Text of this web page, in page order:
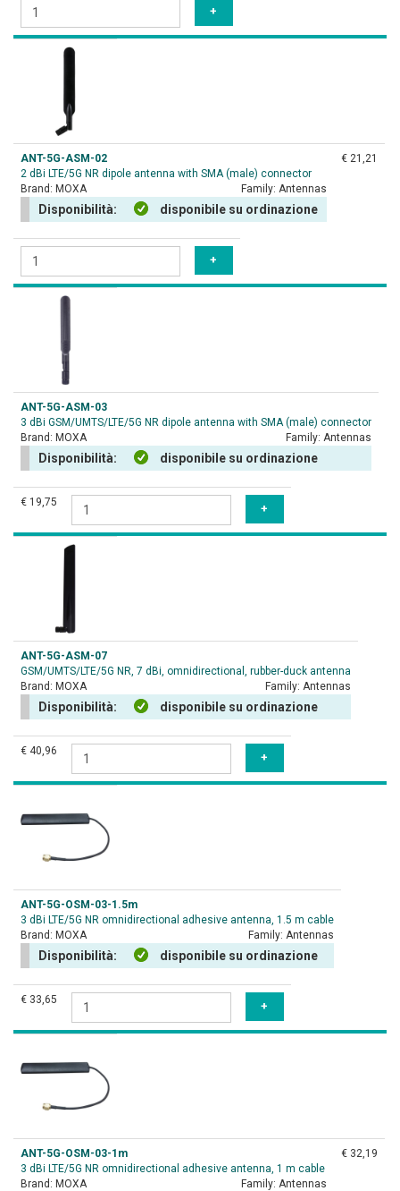
ANT-5G-ASM-02
2 dBi LTE/5G NR dipole antenna with SMA (male) connector
Brand: MOXA Family: Antennas
Disponibilità: disponibile su ordinazione
€ 21,21
ANT-5G-ASM-03
3 dBi GSM/UMTS/LTE/5G NR dipole antenna with SMA (male) connector
Brand: MOXA Family: Antennas
Disponibilità: disponibile su ordinazione
€ 19,75
ANT-5G-ASM-07
GSM/UMTS/LTE/5G NR, 7 dBi, omnidirectional, rubber-duck antenna
Brand: MOXA Family: Antennas
Disponibilità: disponibile su ordinazione
€ 40,96
ANT-5G-OSM-03-1.5m
3 dBi LTE/5G NR omnidirectional adhesive antenna, 1.5 m cable
Brand: MOXA Family: Antennas
Disponibilità: disponibile su ordinazione
€ 33,65
ANT-5G-OSM-03-1m
3 dBi LTE/5G NR omnidirectional adhesive antenna, 1 m cable
Brand: MOXA Family: Antennas
€ 32,19